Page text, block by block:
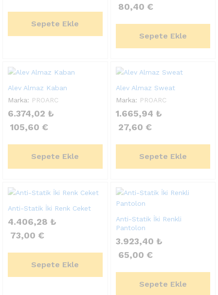
Sepete Ekle
80,40 €
Sepete Ekle
Alev Almaz Kaban
Marka: PROARC
6.374,02 ₺
105,60 €
Sepete Ekle
Alev Almaz Sweat
Marka: PROARC
1.665,94 ₺
27,60 €
Sepete Ekle
Anti-Statik İki Renk Ceket
4.406,28 ₺
73,00 €
Sepete Ekle
Anti-Statik İki Renkli
Pantolon
3.923,40 ₺
65,00 €
Sepete Ekle